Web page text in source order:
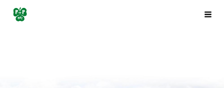
Siirry
sivun
Porin Pyrintö ry